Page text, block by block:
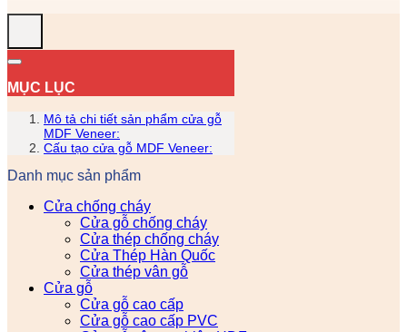
MỤC LỤC
Mô tả chi tiết sản phẩm cửa gỗ
MDF Veneer:
Cấu tạo cửa gỗ MDF Veneer:
Danh mục sản phẩm
Cửa chống cháy
Cửa gỗ chống cháy
Cửa thép chống cháy
Cửa Thép Hàn Quốc
Cửa thép vân gỗ
Cửa gỗ
Cửa gỗ cao cấp
Cửa gỗ cao cấp PVC